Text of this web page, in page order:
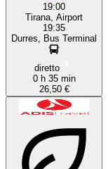
19:00
Tirana, Airport
19:35
Durres, Bus Terminal
diretto
0 h 35 min
26,50 €